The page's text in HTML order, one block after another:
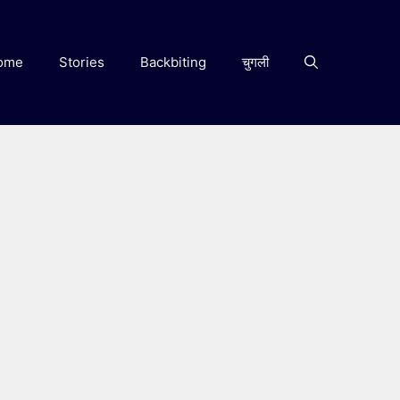
Stories Backbiting चुगली